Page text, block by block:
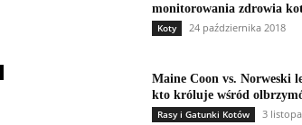
monitorowania zdrowia
Koty 24 października 2018
Maine Coon vs. Norweski
kto króluje wśród
Rasy i Gatunki Kotów 3